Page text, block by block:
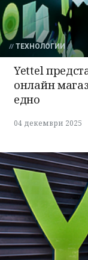
ТЕХНОЛОГИИ
Yettel
онлайн
едно
04 декември 2025